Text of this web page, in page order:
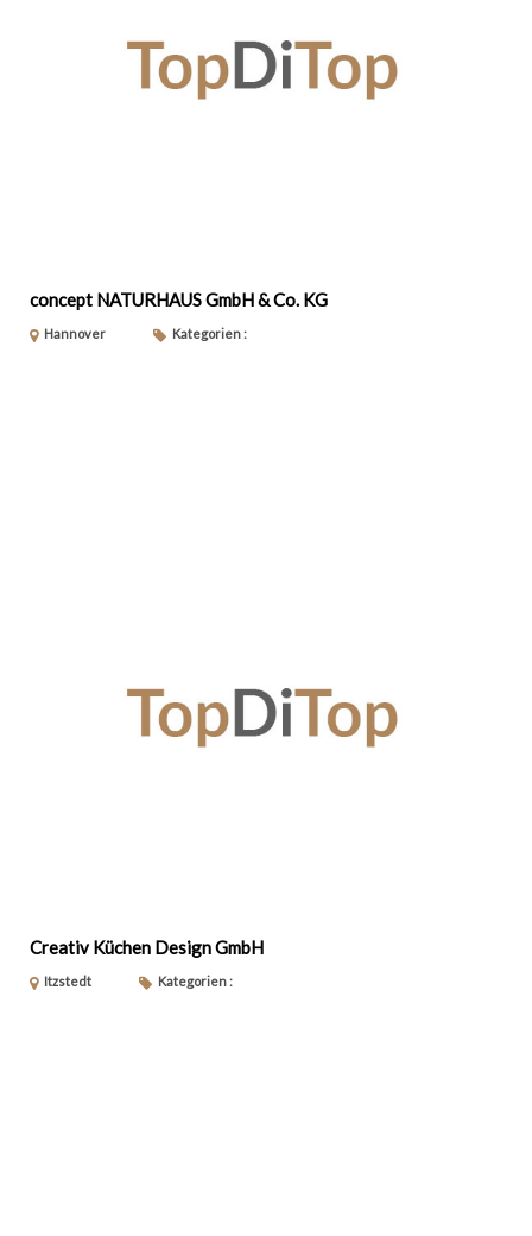
concept NATURHAUS GmbH & Co. KG
Hannover Kategorien :
Creativ Küchen Design GmbH
Itzstedt Kategorien :